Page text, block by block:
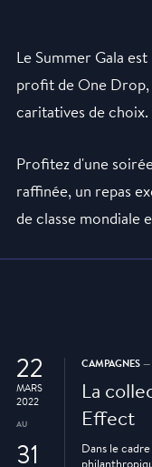
Le Summer Gala
profit de One Drop,
caritatives de choix.
Profitez d'une
raffinée, un repas
de classe mondiale
22
MARS
2022
AU
31
CAMPAGNES —
La
Effect
Dans le